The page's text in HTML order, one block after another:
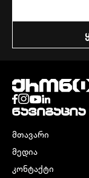
ᲜᲐᲕᲘᲒᲐᲪᲘᲐ
ᲛᲗᲐᲕᲐᲠᲘ
ᲛᲔᲓᲘᲐ
ᲙᲝᲜᲢᲐᲥᲢᲘ